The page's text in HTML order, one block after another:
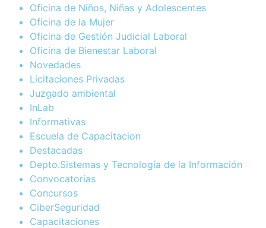
Oficina de Niños, Niñas y Adolescentes
Oficina de la Mujer
Oficina de Gestión Judicial Laboral
Oficina de Bienestar Laboral
Novedades
Licitaciones Privadas
Juzgado ambiental
InLab
Informativas
Escuela de Capacitacion
Destacadas
Depto.Sistemas y Tecnología de la Información
Convocatorias
Concursos
CiberSeguridad
Capacitaciones